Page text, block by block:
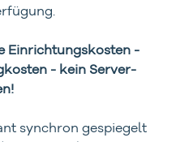
Einrichtungskosten -
- kein Server-
synchron gespiegelt